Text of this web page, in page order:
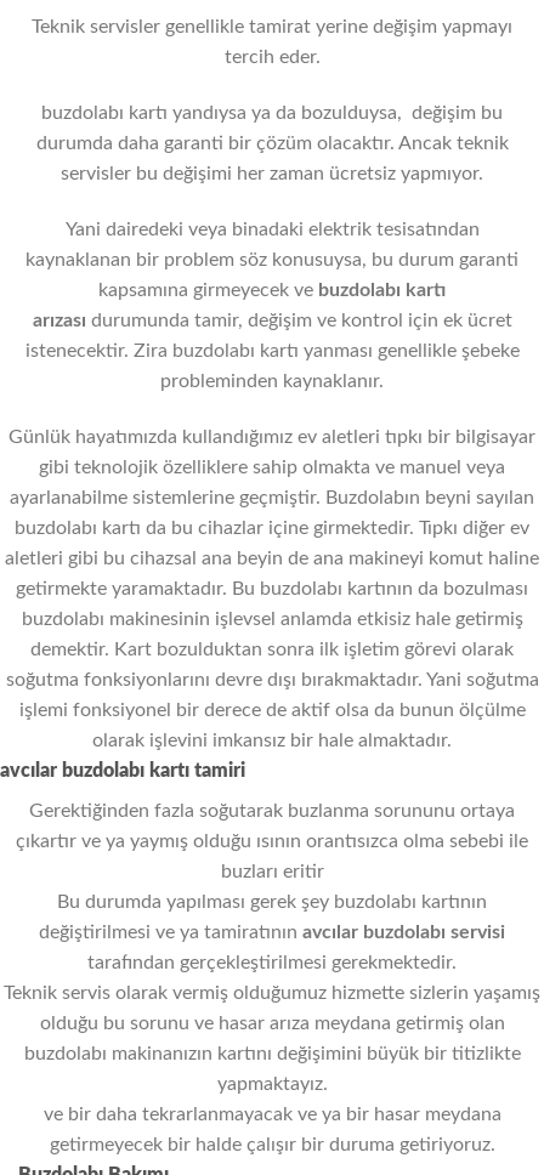
Teknik servisler genellikle tamirat yerine değişim yapmayı
tercih eder.
buzdolabı kartı yandıysa ya da bozulduysa, değişim bu
durumda daha garanti bir çözüm olacaktır. Ancak teknik
servisler bu değişimi her zaman ücretsiz yapmıyor.
Yani dairedeki veya binadaki elektrik tesisatından
kaynaklanan bir problem söz konusuysa, bu durum garanti
kapsamına girmeyecek ve buzdolabı kartı
arızası durumunda tamir, değişim ve kontrol için ek ücret
istenecektir. Zira buzdolabı kartı yanması genellikle şebeke
probleminden kaynaklanır.
Günlük hayatımızda kullandığımız ev aletleri tıpkı bir bilgisayar
gibi teknolojik özelliklere sahip olmakta ve manuel veya
ayarlanabilme sistemlerine geçmiştir. Buzdolabın beyni sayılan
buzdolabı kartı da bu cihazlar içine girmektedir. Tıpkı diğer ev
aletleri gibi bu cihazsal ana beyin de ana makineyi komut haline
getirmekte yaramaktadır. Bu buzdolabı kartının da bozulması
buzdolabı makinesinin işlevsel anlamda etkisiz hale getirmiş
demektir. Kart bozulduktan sonra ilk işletim görevi olarak
soğutma fonksiyonlarını devre dışı bırakmaktadır. Yani soğutma
işlemi fonksiyonel bir derece de aktif olsa da bunun ölçülme
olarak işlevini imkansız bir hale almaktadır.
avcılar buzdolabı kartı tamiri
Gerektiğinden fazla soğutarak buzlanma sorununu ortaya
çıkartır ve ya yaymış olduğu ısının orantısızca olma sebebi ile
buzları eritir
Bu durumda yapılması gerek şey buzdolabı kartının
değiştirilmesi ve ya tamiratının avcılar buzdolabı servisi
tarafından gerçekleştirilmesi gerekmektedir.
Teknik servis olarak vermiş olduğumuz hizmette sizlerin yaşamış
olduğu bu sorunu ve hasar arıza meydana getirmiş olan
buzdolabı makinanızın kartını değişimini büyük bir titizlikte
yapmaktayız.
ve bir daha tekrarlanmayacak ve ya bir hasar meydana
getirmeyecek bir halde çalışır bir duruma getiriyoruz.